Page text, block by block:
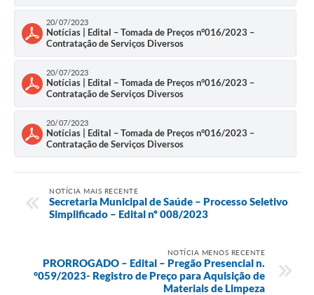
20/07/2023
Notícias | Edital – Tomada de Preços n°016/2023 –
Contratação de Serviços Diversos
20/07/2023
Notícias | Edital – Tomada de Preços n°016/2023 –
Contratação de Serviços Diversos
20/07/2023
Notícias | Edital – Tomada de Preços n°016/2023 –
Contratação de Serviços Diversos
NOTÍCIA MAIS RECENTE
Secretaria Municipal de Saúde – Processo Seletivo
Simplificado – Edital nº 008/2023
NOTÍCIA MENOS RECENTE
PRORROGADO – Edital – Pregão Presencial n.
°059/2023- Registro de Preço para Aquisição de
Materiais de Limpeza